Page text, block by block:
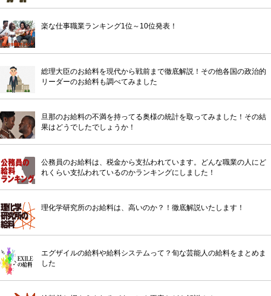
楽な仕事職業ランキング1位～10位発表！
総理大臣のお給料を現代から戦前まで徹底解説！その他各国の政治的
リーダーのお給料も調べてみました
旦那のお給料の不満を持ってる奥様の統計を取ってみました！その結
果はどうでしたでしょうか！
公務員のお給料は、税金から支払われています。どんな職業の人にど
れくらい支払われているのかランキングにしました！
理化学研究所のお給料は、高いのか？！徹底解説いたします！
エグザイルの給料や給料システムって？旬な芸能人の給料をまとめま
した